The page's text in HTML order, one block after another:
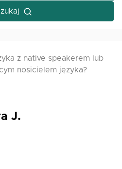
z native speakerem lub
nosicielem języka?
J.